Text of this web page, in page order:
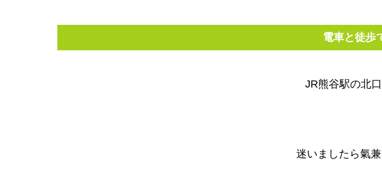
電車と徒歩
JR熊谷駅の北
迷いましたら氣